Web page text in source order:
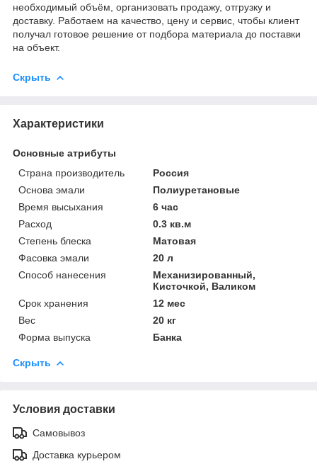
необходимый объём, организовать продажу, отгрузку и
доставку. Работаем на качество, цену и сервис, чтобы клиент
получал готовое решение от подбора материала до поставки
на объект.
Скрыть
Характеристики
Основные атрибуты
Страна производитель
Россия
Основа эмали
Полиуретановые
Время высыхания
6 час
Расход
0.3 кв.м
Степень блеска
Матовая
Фасовка эмали
20 л
Способ нанесения
Механизированный,
Кисточкой, Валиком
Срок хранения
12 мес
Вес
20 кг
Форма выпуска
Банка
Скрыть
Условия доставки
Самовывоз
Доставка курьером